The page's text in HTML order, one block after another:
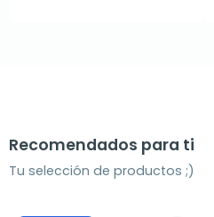
Recomendados para ti
Tu selección de productos ;)